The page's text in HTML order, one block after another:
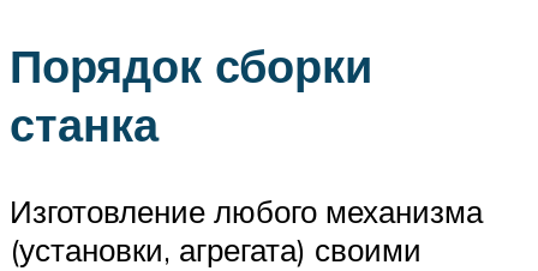
Порядок сборки
станка
Изготовление любого механизма
(установки, агрегата) своими